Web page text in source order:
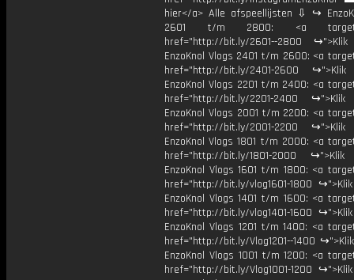
hier</a> Alle afspeellijsten ⇩ ↪
2601 t/m 2800: <a
href="http://bit.ly/2601--2800
EnzoKnol Vlogs 2401 t/m 2600: <a
href="http://bit.ly/2401-2600 ↪">Klik
EnzoKnol Vlogs 2201 t/m 2400: <a
href="http://bit.ly/2201-2400 ↪">Klik
EnzoKnol Vlogs 2001 t/m 2200: <a
href="http://bit.ly/2001-2200 ↪">Klik
EnzoKnol Vlogs 1801 t/m 2000: <a
href="http://bit.ly/1801-2000 ↪">Klik
EnzoKnol Vlogs 1601 t/m 1800: <a
href="http://bit.ly/vlog1601-1800
EnzoKnol Vlogs 1401 t/m 1600: <a
href="http://bit.ly/vlog1401-1600
EnzoKnol Vlogs 1201 t/m 1400: <a
href="http://bit.ly/Vlog1201--1400
EnzoKnol Vlogs 1001 t/m 1200: <a
href="http://bit.ly/Vlog1001-1200